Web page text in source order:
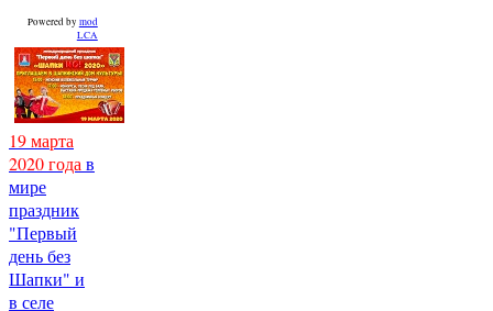
Powered by mod
LCA
19 марта
2020 года в
мире
праздник
"Первый
день без
Шапки" и
в селе